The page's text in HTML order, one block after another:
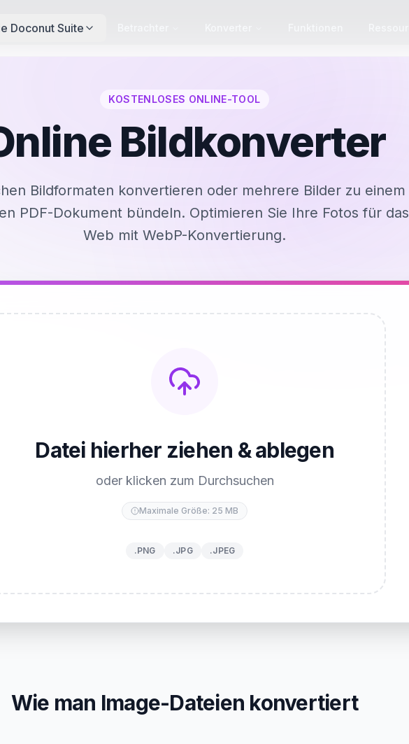
Doconut Suite
KOSTENLOSES ONLINE-TOOL
Bildkonverter
Bildformaten konvertieren oder mehrere Bilder zu einem
PDF-Dokument bündeln. Optimieren Sie Ihre Fotos für das
Web mit WebP-Konvertierung.
Datei hierher ziehen & ablegen
oder klicken zum Durchsuchen
Maximale Größe: 25 MB
.PNG .JPG .JPEG
Wie man Image-Dateien konvertiert